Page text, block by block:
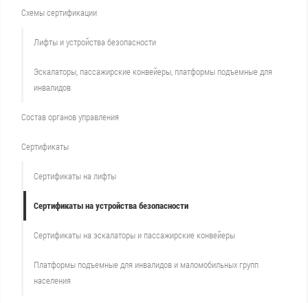
Схемы сертификации
Лифты и устройства безопасности
Эскалаторы, пассажирские конвейеры, платформы подъемные для
инвалидов
Состав органов управления
Сертификаты
Сертификаты на лифты
Сертификаты на устройства безопасности
Сертификаты на эскалаторы и пассажирские конвейеры
Платформы подъемные для инвалидов и маломобильных групп
населения